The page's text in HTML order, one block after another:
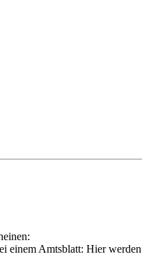
Amtsblatt: Hier